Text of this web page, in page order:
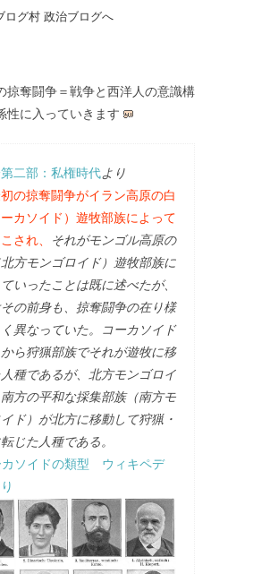
掠奪闘争＝戦争と西洋人の意識構
性に入っていきます
二部：私権時代より
の掠奪闘争がイラン高原の白
ーカソイド）遊牧部族によって
され、
それがモンゴル高原の
方モンゴロイド）遊牧部族に
いったことは既に述べたが、
の前身も、掠奪闘争の在り様
く異なっていた。コーカソイド
ら狩猟部族でそれが遊牧に移
種であるが、北方モンゴロイ
南方の平和な採集部族（南方モ
イド）が北方に移動して狩猟・
じた人種である。
カソイドの類型 ウィキペデ